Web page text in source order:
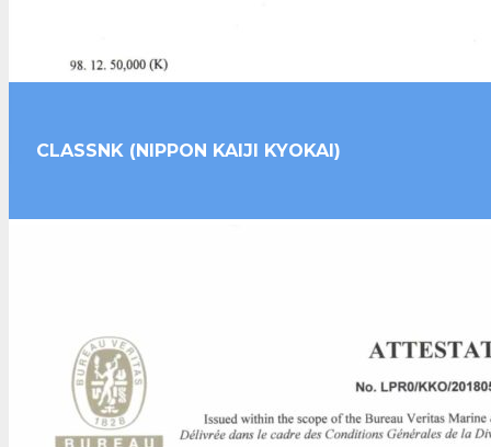
CLASSNK (NIPPON KAIJI KYOKAI)